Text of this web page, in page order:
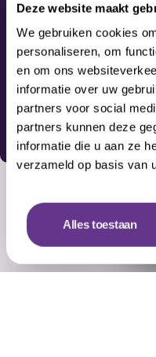
Deze website maakt
We gebruiken cookies
personaliseren, om
en om ons
informatie over uw
partners voor social
partners kunnen deze
informatie die u aan ze
verzameld op basis van
Alles toestaan
Het personeelsfeest
internationale
waar smaken uit alle